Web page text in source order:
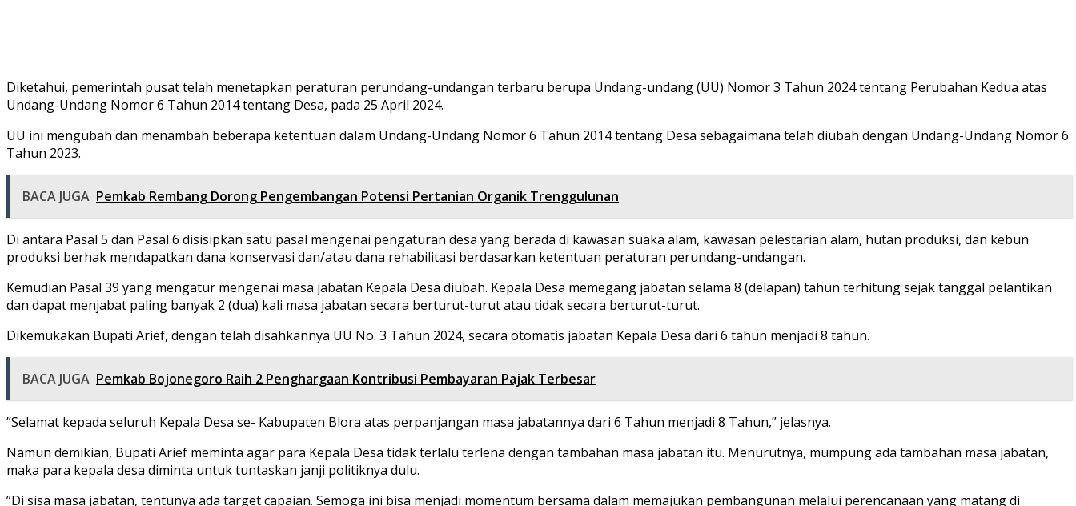
Diketahui, pemerintah pusat telah menetapkan peraturan perundang-undangan terbaru berupa Undang-undang (UU) Nomor 3 Tahun 2024 tentang Perubahan Kedua atas
Undang-Undang Nomor 6 Tahun 2014 tentang Desa, pada 25 April 2024.
UU ini mengubah dan menambah beberapa ketentuan dalam Undang-Undang Nomor 6 Tahun 2014 tentang Desa sebagaimana telah diubah dengan Undang-Undang Nomor 6
Tahun 2023.
BACA JUGA Pemkab Rembang Dorong Pengembangan Potensi Pertanian Organik Trenggulunan
Di antara Pasal 5 dan Pasal 6 disisipkan satu pasal mengenai pengaturan desa yang berada di kawasan suaka alam, kawasan pelestarian alam, hutan produksi, dan kebun
produksi berhak mendapatkan dana konservasi dan/atau dana rehabilitasi berdasarkan ketentuan peraturan perundang-undangan.
Kemudian Pasal 39 yang mengatur mengenai masa jabatan Kepala Desa diubah. Kepala Desa memegang jabatan selama 8 (delapan) tahun terhitung sejak tanggal pelantikan
dan dapat menjabat paling banyak 2 (dua) kali masa jabatan secara berturut-turut atau tidak secara berturut-turut.
Dikemukakan Bupati Arief, dengan telah disahkannya UU No. 3 Tahun 2024, secara otomatis jabatan Kepala Desa dari 6 tahun menjadi 8 tahun.
BACA JUGA Pemkab Bojonegoro Raih 2 Penghargaan Kontribusi Pembayaran Pajak Terbesar
”Selamat kepada seluruh Kepala Desa se- Kabupaten Blora atas perpanjangan masa jabatannya dari 6 Tahun menjadi 8 Tahun,” jelasnya.
Namun demikian, Bupati Arief meminta agar para Kepala Desa tidak terlalu terlena dengan tambahan masa jabatan itu. Menurutnya, mumpung ada tambahan masa jabatan,
maka para kepala desa diminta untuk tuntaskan janji politiknya dulu.
”Di sisa masa jabatan, tentunya ada target capaian. Semoga ini bisa menjadi momentum bersama dalam memajukan pembangunan melalui perencanaan yang matang di